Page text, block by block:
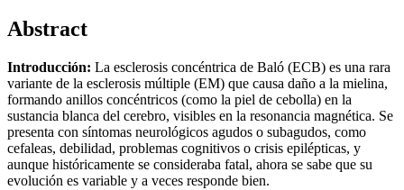
Abstract
Introducción: La esclerosis concéntrica de Baló (ECB) es una rara
variante de la esclerosis múltiple (EM) que causa daño a la mielina,
formando anillos concéntricos (como la piel de cebolla) en la
sustancia blanca del cerebro, visibles en la resonancia magnética. Se
presenta con síntomas neurológicos agudos o subagudos, como
cefaleas, debilidad, problemas cognitivos o crisis epilépticas, y
aunque históricamente se consideraba fatal, ahora se sabe que su
evolución es variable y a veces responde bien.